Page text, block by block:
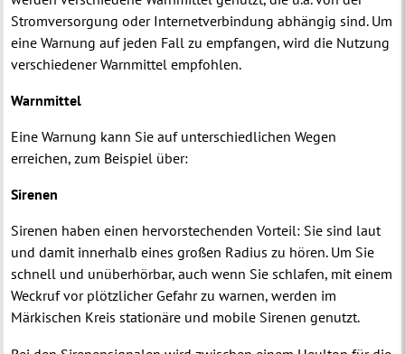
Stromversorgung oder Internetverbindung abhängig sind. Um
eine Warnung auf jeden Fall zu empfangen, wird die Nutzung
verschiedener Warnmittel empfohlen.
Warnmittel
Eine Warnung kann Sie auf unterschiedlichen Wegen
erreichen, zum Beispiel über:
Sirenen
Sirenen haben einen hervorstechenden Vorteil: Sie sind laut
und damit innerhalb eines großen Radius zu hören. Um Sie
schnell und unüberhörbar, auch wenn Sie schlafen, mit einem
Weckruf vor plötzlicher Gefahr zu warnen, werden im
Märkischen Kreis stationäre und mobile Sirenen genutzt.